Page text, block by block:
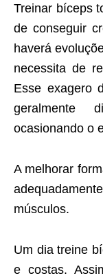
Treinar bíceps
de conseguir
haverá
necessita de
Esse exagero
geralmente
ocasionando o
A melhorar
músculos.
Um dia treine
e costas.